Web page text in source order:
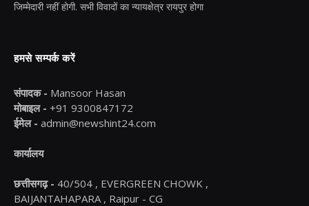
जिम्मेदारी नहीं होगी. सभी विवादों का न्यायक्षेत्र रायपुर होगा
हमसे सम्पर्क करें
संपादक - Mansoor Hasan
मोबाइल - +91 9300847172
ईमेल - admin@newshint24.com
कार्यालय
छत्तीसगढ़ - 40/504 , EVERGREEN CHOWK ,
BAIJANTAHAPARA , Raipur - CG